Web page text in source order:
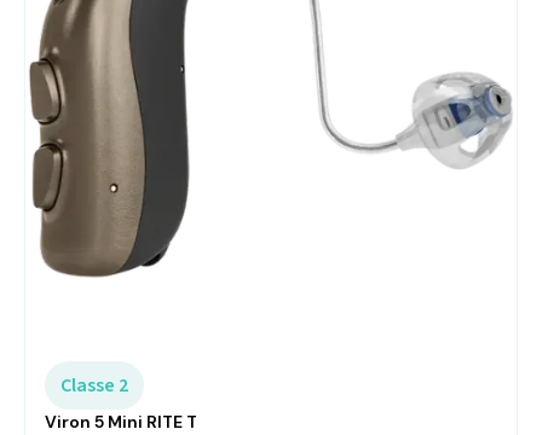
Classe 2
Viron 5 Mini RITE T